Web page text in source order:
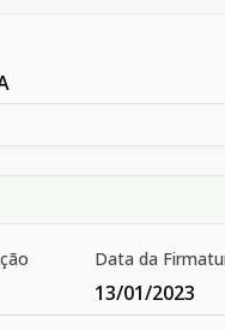
Data da
13/01/2023